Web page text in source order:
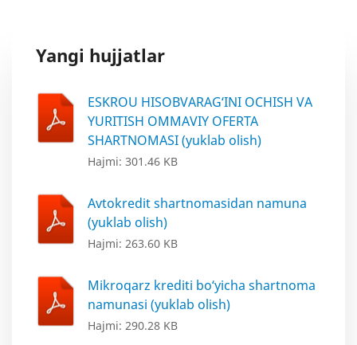
Yangi hujjatlar
ESKROU HISOBVARAG‘INI OCHISH VA
YURITISH OMMAVIY OFERTA
SHARTNOMASI (yuklab olish)
Hajmi: 301.46 KB
Avtokredit shartnomasidan namuna
(yuklab olish)
Hajmi: 263.60 KB
Mikroqarz krediti bo‘yicha shartnoma
namunasi (yuklab olish)
Hajmi: 290.28 KB